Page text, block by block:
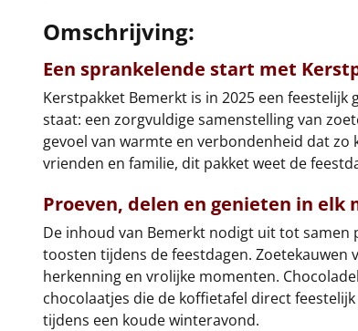
Omschrijving:
Een sprankelende start met
Kerstpakket Bemerkt is in 2025 een
staat: een zorgvuldige samenstelling van
gevoel van warmte en verbondenheid dat
vrienden en familie, dit pakket weet de
Proeven, delen en genieten in elk
De inhoud van Bemerkt nodigt uit tot samen
toosten tijdens de feestdagen.
herkenning en vrolijke momenten.
chocolaatjes die de koffietafel direct
tijdens een koude winteravond.